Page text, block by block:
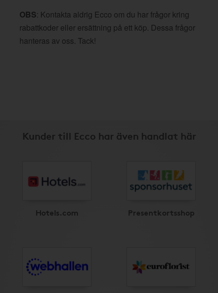
OBS: Kontakta aldrig Ecco om du har frågor kring
rabattkoder eller ersättning på ett köp. Dessa frågor
hanteras av oss. Tack!
Kunder till Ecco har även handlat här
Hotels.com Presentkortsshop